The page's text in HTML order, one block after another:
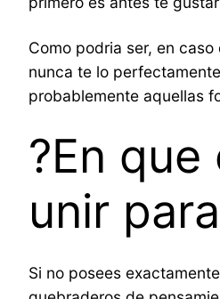
Como podri­a ser, en
nunca te lo
probablemente aquellas
?En
unir
Si no posees